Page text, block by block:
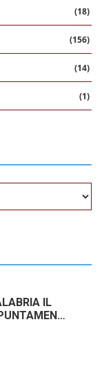
(18)
(156)
(14)
(1)
IL